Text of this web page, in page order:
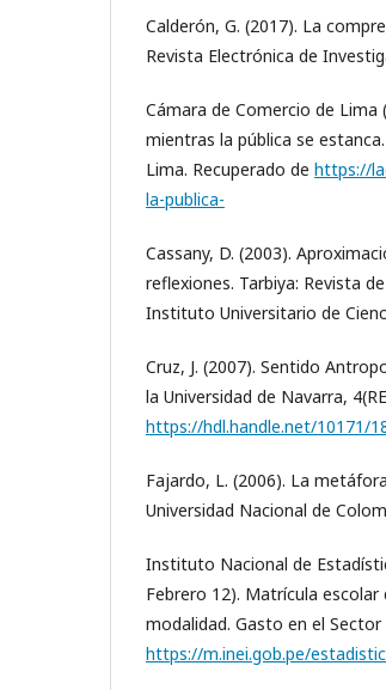
Calderón, G. (2017). La
Revista Electrónica de
Cámara de Comercio de Lima
mientras la pública se
Lima. Recuperado de https://
la-publica-
Cassany, D. (2003).
reflexiones. Tarbiya: Revista
Instituto Universitario de
Cruz, J. (2007). Sentido
la Universidad de Navarra,
https://hdl.handle.net/10171/
Fajardo, L. (2006). La
Universidad Nacional de
Instituto Nacional de
Febrero 12). Matrícula
modalidad. Gasto en el Sector
https://m.inei.gob.pe/